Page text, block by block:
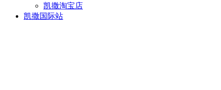
凯撒淘宝店
凯撒国际站